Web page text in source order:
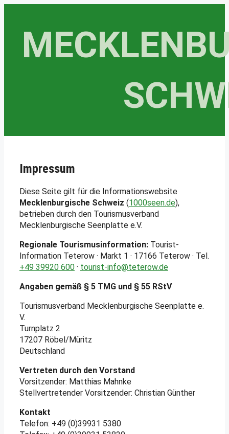
springen
Impressum
Diese Seite gilt für die Informationswebsite
Mecklenburgische Schweiz (1000seen.de),
betrieben durch den Tourismusverband
Mecklenburgische Seenplatte e.V.
Regionale Tourismusinformation: Tourist-
Information Teterow · Markt 1 · 17166 Teterow · Tel.
+49 39920 600 · tourist-info@teterow.de
Angaben gemäß § 5 TMG und § 55 RStV
Tourismusverband Mecklenburgische Seenplatte e.
V.
Turnplatz 2
17207 Röbel/Müritz
Deutschland
Vertreten durch den Vorstand
Vorsitzender: Matthias Mahnke
Stellvertretender Vorsitzender: Christian Günther
Kontakt
Telefon: +49 (0)39931 5380